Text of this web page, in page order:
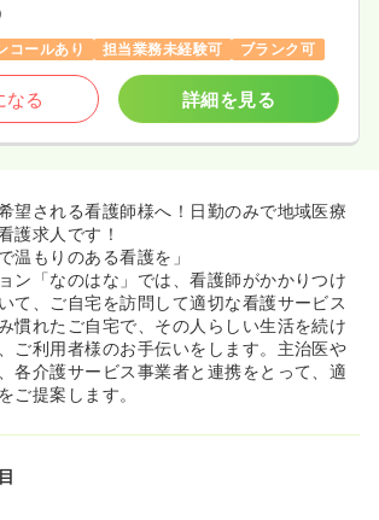
コールあり 担当業務未経験可 ブランク可
なる 詳細を見る
望される看護師様へ！日勤のみで地域医療
護求人です！
温もりのある看護を」
ン「なのはな」では、看護師がかかりつけ
て、ご自宅を訪問して適切な看護サービス
慣れたご自宅で、その人らしい生活を続け
ご利用者様のお手伝いをします。主治医や
各介護サービス事業者と連携をとって、適
ご提案します。